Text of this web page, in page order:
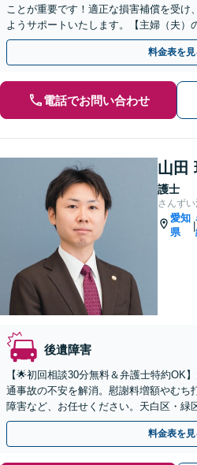
ことが重要です！適正な損害補償を受け
ようサポートいたします。【主婦（夫）
認定】【死亡事案】【初回相談無料】
料金表を見
電話でお問い合わせ
山田
護士
さんず
愛知
県
|
後遺障害
【🌟初回相談30分無料＆弁護士特約OK
通事故の不安を解消。慰謝料増額やむち
障害など、お任せください。天白区・緑
域密着で対応。【夜間・土曜日面談OK
料金表を見